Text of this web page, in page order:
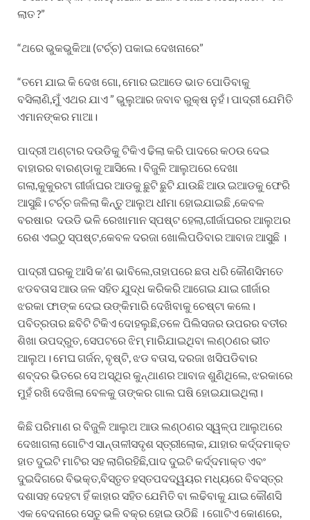
ଲାତ ?”
“ଥରେ ଭୁକଭୁକିଆ (ଟର୍ଚ୍ଚ) ପକାଇ ଦେଖନାରେ”
“ତମେ ଯାଇ କି ଦେଖ ଗୋ, ମୋର ଇଆଡେ ଭାତ ପୋଡିବାକୁ
ବସିଲାଣି,ମୁଁ ଏଥର ଯାଏ ” ଭୁଲୁଆର ଜବାବ ରୁକ୍ଷ ନୁହଁ। ପାଦ୍ରୀ ଯେମିତି
ଏମାନଙ୍କର ମାଆ।
ପାଦ୍ରୀ ଅଣ୍ଟାର ଦଉଡିକୁ ଟିକିଏ ଢିଲା କରି ପାଦରେ କଠଉ ଦେଇ
ବାହାରର ବାରଣ୍ଡାକୁ ଆସିଲେ। ବିଜୁଳି ଆଲୁଅରେ ଦେଖା
ଗଲା,କୁକୁରଟା ଗୀର୍ଜାଘର ଆଡକୁ ଛୁଟି ଛୁଟି ଯାଉଛି ଆଉ ଇଆଡକୁ ଫେରି
ଆସୁଛି। ଟର୍ଚ୍ଚ ଜଳିଲା କିନ୍ତୁ ଆଲୁଅ ଧୀମା ହୋଇଯାଇଛି ,କେବଳ
ବରଷାର ଦଉଡି ଭଳି ରେଖାମାନ ସ୍ପଷ୍ଟ ହେଲା,ଗୀର୍ଜାଘରର ଆଲୁଅର
ରେଶ ଏଇଠୁ ସ୍ପଷ୍ଟ,କେବଳ ଦରଜା ଖୋଲିପଡିବାର ଆବାଜ ଆସୁଛି ।
ପାଦ୍ରୀ ଘରକୁ ଆସି କ’ଣ ଭାବିଲେ,ତାହାପରେ ଛତା ଧରି କୌଣସିମତେ
ଝଡବତାସ ଆଉ ଜଳ ସହିତ ଯୁଦ୍ଧ କରିକରି ଆଗେଇ ଯାଇ ଗୀର୍ଜାର
ଝରକା ଫାଙ୍କ ଦେଇ ଉଙ୍କିମାରି ଦେଖିବାକୁ ଚେଷ୍ଟା କଲେ।
ପବିତ୍ରତାର ଛବିଟି ଟିକିଏ ଦୋହଲୁଛି,ତଳେ ପିଲିସଜର ଉପରର ବତୀର
ଶିଖା ଉପଦ୍ରୁତ, ସେପଟରେ ଝିମ୍ ମାରିଯାଇଥିବା ଲଣ୍ଠଣର ଭୀତ
ଆଲୁଅ। ମେଘ ଗର୍ଜନ, ବୃଷ୍ଟି, ଝଡ ବତାସ, ଦରଜା ଖସିପଡିବାର
ଶବ୍ଦର ଭିତରେ ସେ ଅସ୍ଥିର କୁନ୍ଥାଣର ଆବାଜ ଶୁଣିଥିଲେ, ଝରକାରେ
ମୁହଁ ରଖି ଦେଖିଲା ବେଳକୁ ତାଙ୍କର ଗାଲ ଘଷି ହୋଇଯାଇଥିଲା।
କିଛି ପରିମାଣ ର ବିଜୁଳି ଆଲୁଅ ଆଉ ଲଣ୍ଠଣର ସ୍ୱଳ୍ପ ଆଲୁଅରେ
ଦେଖାଗଲା ଗୋଟିଏ ସାନ୍ତାଳୀସଦୃଶ ସ୍ତ୍ରୀଲୋକ, ଯାହାର କର୍ଦ୍ଦମାକ୍ତ
ହାତ ଦୁଇଟି ମାଟିର ସହ ଲାଗିରହିଛି,ପାଦ ଦୁଇଟି କର୍ଦ୍ଦମାକ୍ତ ଏବଂ
ଦୁଇଦିଗରେ ବିଭକ୍ତ,ବିସ୍ତୃତ ହସ୍ତପଦଦ୍ୱୟର ମଧ୍ୟରେ ବିବସ୍ତ୍ର
ଦଶାସହ ଦେହଟା ହିଁ କାହାର ସହିତ ଯେମିତି ବା ଲଢିବାକୁ ଯାଇ କୌଣସି
ଏକ ବେଦନାରେ ସେତୁ ଭଳି ବକ୍ର ହୋଇ ଉଠିଛି । ଗୋଟିଏ କୋଣରେ,